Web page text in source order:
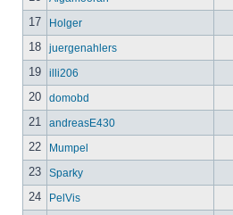
17 Holger
18 juergenahlers
19 illi206
20 domobd
21 andreasE430
22 Mumpel
23 Sparky
24 PelVis